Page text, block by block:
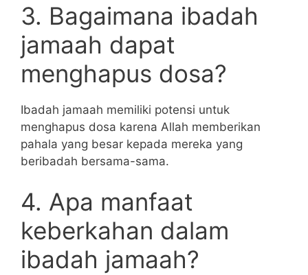
3. Bagaimana ibadah
jamaah dapat
menghapus dosa?
Ibadah jamaah memiliki potensi untuk
menghapus dosa karena Allah memberikan
pahala yang besar kepada mereka yang
beribadah bersama-sama.
4. Apa manfaat
keberkahan dalam
ibadah jamaah?